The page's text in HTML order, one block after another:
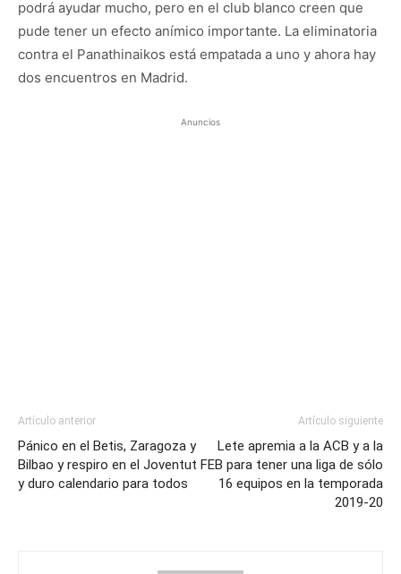
podrá ayudar mucho, pero en el club blanco creen que
pude tener un efecto anímico importante. La eliminatoria
contra el Panathinaikos está empatada a uno y ahora hay
dos encuentros en Madrid.
Anuncios
Artículo anterior
Pánico en el Betis, Zaragoza y
Bilbao y respiro en el Joventut
y duro calendario para todos
Artículo siguiente
Lete apremia a la ACB y a la
FEB para tener una liga de sólo
16 equipos en la temporada
2019-20